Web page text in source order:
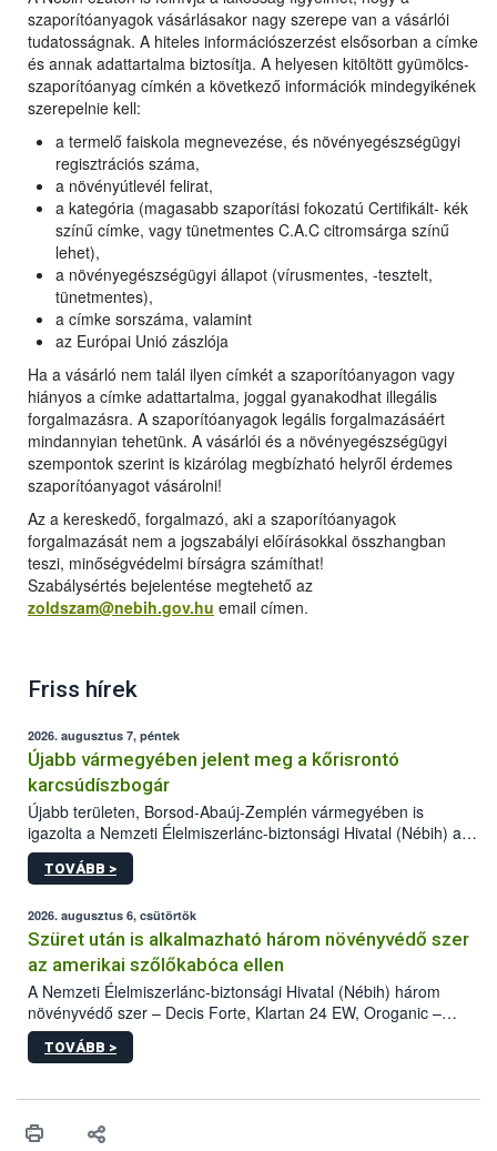
szaporítóanyagok vásárlásakor nagy szerepe van a vásárlói
tudatosságnak. A hiteles információszerzést elsősorban a címke
és annak adattartalma biztosítja. A helyesen kitöltött gyümölcs-
szaporítóanyag címkén a következő információk mindegyikének
szerepelnie kell:
a termelő faiskola megnevezése, és növényegészségügyi
regisztrációs száma,
a növényútlevél felirat,
a kategória (magasabb szaporítási fokozatú Certifikált- kék
színű címke, vagy tünetmentes C.A.C citromsárga színű
lehet),
a növényegészségügyi állapot (vírusmentes, -tesztelt,
tünetmentes),
a címke sorszáma, valamint
az Európai Unió zászlója
Ha a vásárló nem talál ilyen címkét a szaporítóanyagon vagy
hiányos a címke adattartalma, joggal gyanakodhat illegális
forgalmazásra. A szaporítóanyagok legális forgalmazásáért
mindannyian tehetünk. A vásárlói és a növényegészségügyi
szempontok szerint is kizárólag megbízható helyről érdemes
szaporítóanyagot vásárolni!
Az a kereskedő, forgalmazó, aki a szaporítóanyagok
forgalmazását nem a jogszabályi előírásokkal összhangban
teszi, minőségvédelmi bírságra számíthat!
Szabálysértés bejelentése megtehető az
zoldszam@nebih.gov.hu email címen.
Friss hírek
2026. augusztus 7, péntek
Újabb vármegyében jelent meg a kőrisrontó
karcsúdíszbogár
Újabb területen, Borsod-Abaúj-Zemplén vármegyében is
igazolta a Nemzeti Élelmiszerlánc-biztonsági Hivatal (Nébih) a
kőrisrontó karcsúdíszbogár (Agrilus planipennis) jelenlétét. A
kártevőt nem csak színcsapdában találták meg, de már fertőzött
az intenzív felderítést, emellett az intézkedéseket a szlovák
hatósággal is összehangolják a terjedés megállítása érdekében.
TOVÁBB >
2026. augusztus 6, csütörtök
Szüret után is alkalmazható három növényvédő szer
az amerikai szőlőkabóca ellen
A Nemzeti Élelmiszerlánc-biztonsági Hivatal (Nébih) három
növényvédő szer – Decis Forte, Klartan 24 EW, Oroganic –
engedélyokiratát módosította, így azok a szüretet követően,
egészen a vesszőérettség (BBCH 91) stádiumáig
érésű szőlőkben is legyen lehetőség a károsító elleni további
felhasználók számára is elérhető és ökológiai termesztésben is
TOVÁBB >